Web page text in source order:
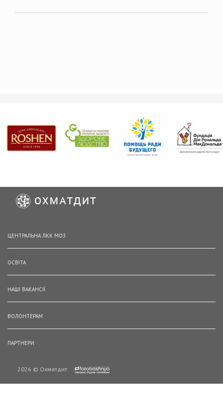
ЦЕНТРАЛЬНА ЛКК МОЗ
ОСВІТА
НАШІ ВАКАНСІЇ
ВОЛОНТЕРАМ
ПАРТНЕРИ
2026 © Охматдит